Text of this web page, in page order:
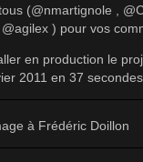
(@nmartignole ,
) pour vos
en production le
2011 en 37 secondes.
à Frédéric Doillon